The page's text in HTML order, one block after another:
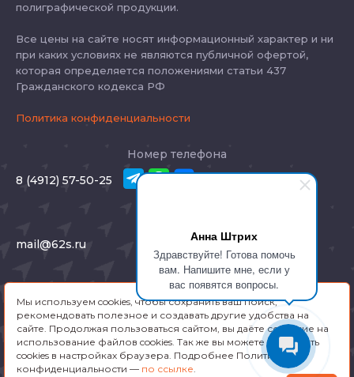
Анна Штрих
Здравствуйте! Готова помочь
вам. Напишите мне, если у
вас появятся вопросы.
полиграфической продукции.
Все цены на сайте носят информационный характер и ни
при каких условиях не являются публичной офертой,
которая определяется положениями статьи 437
Гражданского кодекса РФ
Политика конфиденциальности
Номер телефона
8 (4912) 57-50-25
mail@62s.ru
Адрес
Рязань, Соборная 46
Заказать звонок
Мы используем cookies, чтобы сохранить ваш поиск,
рекомендовать полезное и создавать другие удобства на
сайте. Продолжая пользоваться сайтом, вы даёте согласие на
использование файлов cookies. Так же вы можете отключить
cookies в настройках браузера. Подробнее Политика
конфиденциальности — по ссылке.